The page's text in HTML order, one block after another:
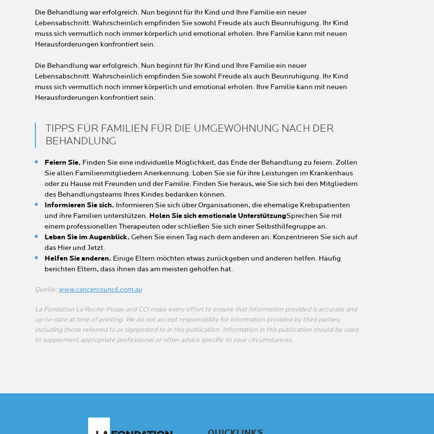
Die Behandlung war erfolgreich. Nun beginnt für Ihr Kind und Ihre Familie ein neuer
Lebensabschnitt. Wahrscheinlich empfinden Sie sowohl Freude als auch Beunruhigung. Ihr Kind
muss sich vermutlich noch immer körperlich und emotional erholen. Ihre Familie kann mit neuen
Herausforderungen konfrontiert sein.
Die Behandlung war erfolgreich. Nun beginnt für Ihr Kind und Ihre Familie ein neuer
Lebensabschnitt. Wahrscheinlich empfinden Sie sowohl Freude als auch Beunruhigung. Ihr Kind
muss sich vermutlich noch immer körperlich und emotional erholen. Ihre Familie kann mit neuen
Herausforderungen konfrontiert sein.
TIPPS FÜR FAMILIEN FÜR DIE UMGEWÖHNUNG NACH DER
BEHANDLUNG
Feiern Sie. Finden Sie eine individuelle Möglichkeit, das Ende der Behandlung zu feiern. Zollen
Sie allen Familienmitgliedern Anerkennung. Loben Sie sie für ihre Leistungen im Krankenhaus
oder zu Hause mit Freunden und der Familie. Finden Sie heraus, wie Sie sich bei den Mitgliedern
des Behandlungsteams Ihres Kindes bedanken können.
Informieren Sie sich. Informieren Sie sich über Organisationen, die ehemalige Krebspatienten
und ihre Familien unterstützen. Holen Sie sich emotionale UnterstützungSprechen Sie mit
einem professionellen Therapeuten oder schließen Sie sich einer Selbsthilfegruppe an.
Leben Sie im Augenblick. Gehen Sie einen Tag nach dem anderen an. Konzentrieren Sie sich auf
das Hier und Jetzt.
Helfen Sie anderen. Einige Eltern möchten etwas zurückgeben und anderen helfen. Häufig
berichten Eltern, dass ihnen das am meisten geholfen hat.
Quelle: www.cancercouncil.com.au
La Fondation La Roche-Posay and CCI make every effort to ensure that information provided is accurate and
up-to-date at time of printing. We do not accept responsibility for information provided by third parties,
including those referred to or signposted to in this publication. Information in this publication should be used
to supplement appropriate professional or other advice specific to your circumstances.